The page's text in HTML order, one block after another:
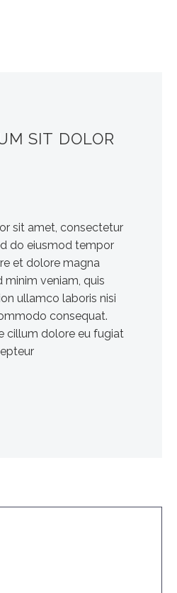
SIT DOLOR
sit amet, consectetur
do eiusmod tempor
et dolore magna
minim veniam, quis
ullamco laboris nisi
consequat.
cillum dolore eu fugiat